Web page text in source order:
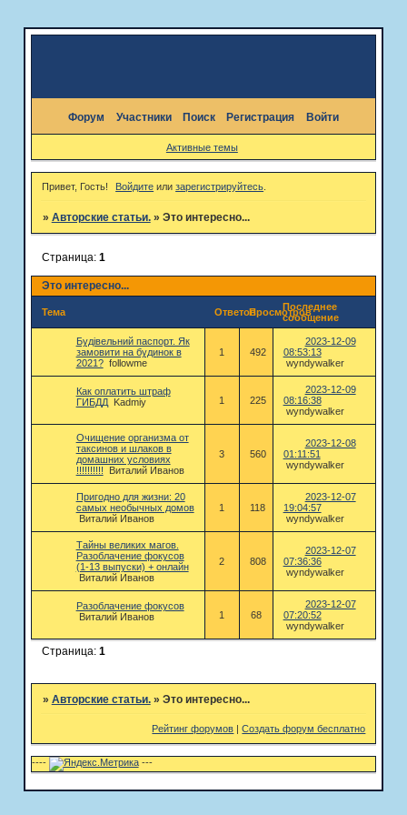
Форум Участники Поиск Регистрация Войти
Активные темы
Привет, Гость! Войдите илизарегистрируйтесь
» Авторские статьи. » Это интересно...
Это интересно...
Страница: 1
Тема ОтветовПросмотровПоследнее
сообщение
Будівельний паспорт. Як
замовити на будинок в
2021? followme
1 492
2023-12-09
08:53:13
wyndywalker
Как оплатить штраф
ГИБДД
Kadmiy 1 225
2023-12-09
08:16:38
wyndywalker
Очищение организма от
таксинов и шлаков в
домашних условиях
!!!!!!!!!!
Виталий Иванов
3 560
2023-12-08
01:11:51
wyndywalker
Пригодно для жизни: 20
самых необычных домов
Виталий Иванов
1 118
2023-12-07
19:04:57
wyndywalker
Тайны великих магов.
Разоблачение фокусов
(1-13 выпуски) + онлайн
Виталий Иванов
2 808
2023-12-07
07:36:36
wyndywalker
Разоблачение фокусов
Виталий Иванов
1 68
2023-12-07
07:20:52
wyndywalker
Страница: 1
» Авторские статьи. » Это интересно...
Рейтинг форумов |Создать форум бесплатно
---- ---